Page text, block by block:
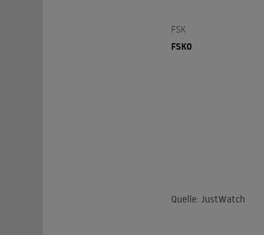
FSK
FSK0
Quelle: JustWatch